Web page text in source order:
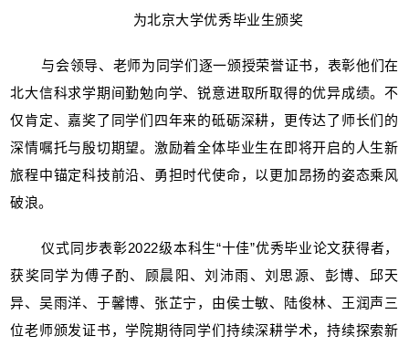
为北京大学优秀毕业生颁奖
与会领导、老师为同学们逐一颁授荣誉证书，表彰他们在
北大信科求学期间勤勉向学、锐意进取所取得的优异成绩。不
仅肯定、嘉奖了同学们四年来的砥砺深耕，更传达了师长们的
深情嘱托与殷切期望。激励着全体毕业生在即将开启的人生新
旅程中锚定科技前沿、勇担时代使命，以更加昂扬的姿态乘风
破浪。
仪式同步表彰2022级本科生“十佳”优秀毕业论文获得者，
获奖同学为傅子酌、顾晨阳、刘沛雨、刘思源、彭博、邱天
异、吴雨洋、于馨博、张芷宁，由侯士敏、陆俊林、王润声三
位老师颁发证书，学院期待同学们持续深耕学术，持续探索新